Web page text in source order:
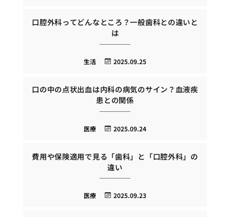
口腔外科ってどんなところ？一般歯科との違いと
は
2025.09.25
生活
口の中の点状出血は内科の病気のサイン？血液疾
患との関係
2025.09.24
医療
費用や保険適用で見る「歯科」と「口腔外科」の
違い
2025.09.23
医療